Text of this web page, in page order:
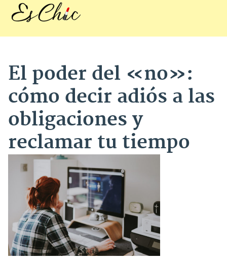
El poder del «no»:
cómo decir adiós a las
obligaciones y
reclamar tu tiempo